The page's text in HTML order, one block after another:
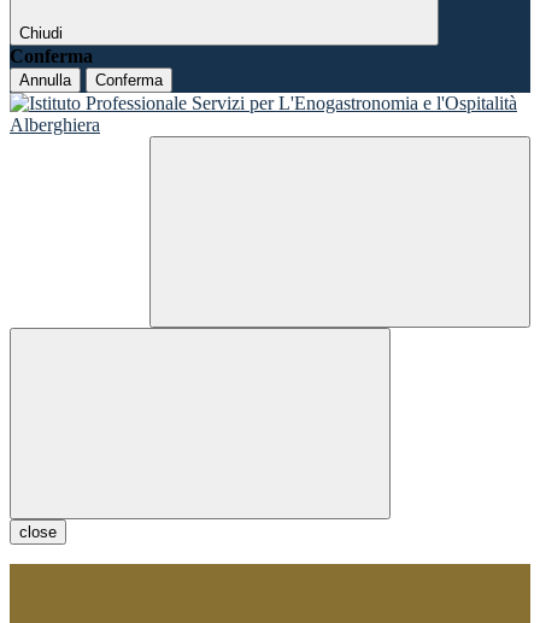
Chiudi
Conferma
Annulla Conferma
close